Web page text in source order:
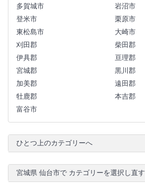
多賀城市
岩沼市
登米市
栗原市
東松島市
大崎市
刈田郡
柴田郡
伊具郡
亘理郡
宮城郡
黒川郡
加美郡
遠田郡
牡鹿郡
本吉郡
富谷市
ひとつ上のカテゴリーへ
宮城県 仙台市で カテゴリーを選択し直す